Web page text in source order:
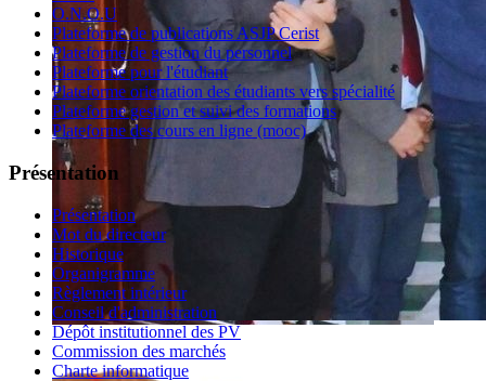
O.N.O.U
Plateforme de publications ASJP Cerist
Plateforme de gestion du personnel
Plateforme pour l'étudiant
Plateforme orientation des étudiants vers spécialité
Plateforme gestion et suivi des formations
Plateforme des cours en ligne (mooc)
Présentation
Présentation
Mot du directeur
Historique
Organigramme
Règlement intérieur
Conseil d'administration
Dépôt institutionnel des PV
Commission des marchés
Charte informatique